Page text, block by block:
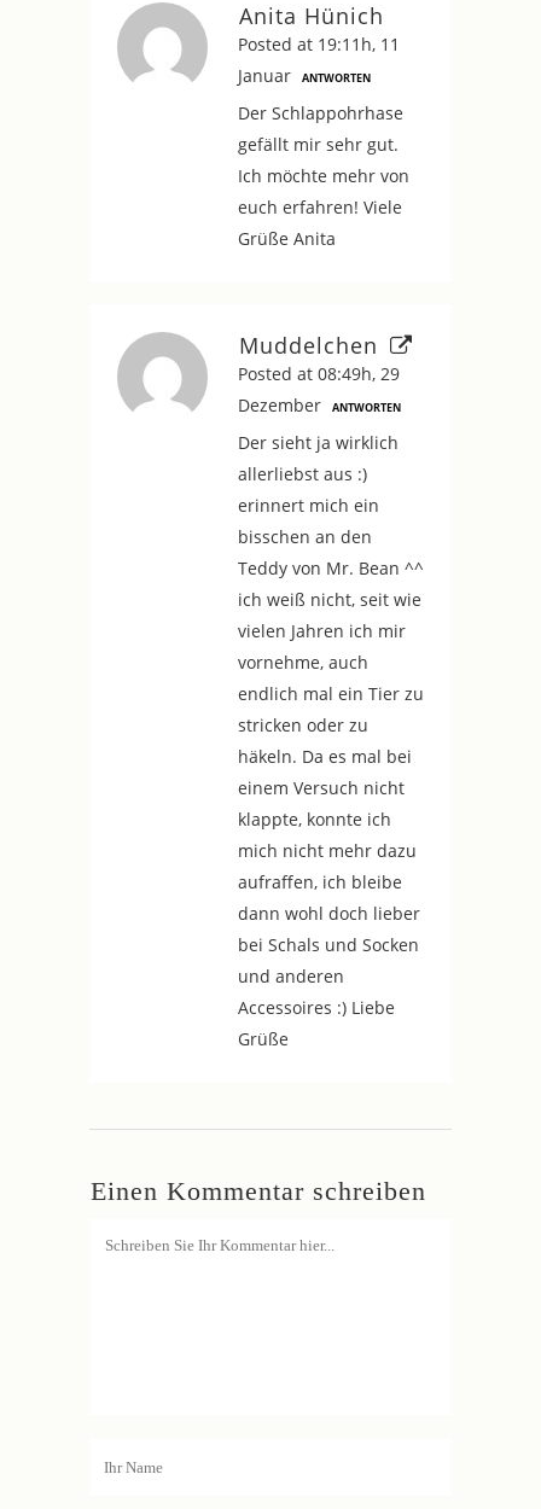
Anita Hünich
Posted at 19:11h, 11
Januar
ANTWORTEN
Der Schlappohrhase
gefällt mir sehr gut.
Ich möchte mehr von
euch erfahren! Viele
Grüße Anita
Muddelchen
Posted at 08:49h, 29
Dezember
ANTWORTEN
Der sieht ja wirklich
allerliebst aus :)
erinnert mich ein
bisschen an den
Teddy von Mr. Bean ^^
ich weiß nicht, seit wie
vielen Jahren ich mir
vornehme, auch
endlich mal ein Tier zu
stricken oder zu
häkeln. Da es mal bei
einem Versuch nicht
klappte, konnte ich
mich nicht mehr dazu
aufraffen, ich bleibe
dann wohl doch lieber
bei Schals und Socken
und anderen
Accessoires :) Liebe
Grüße
Einen Kommentar schreiben